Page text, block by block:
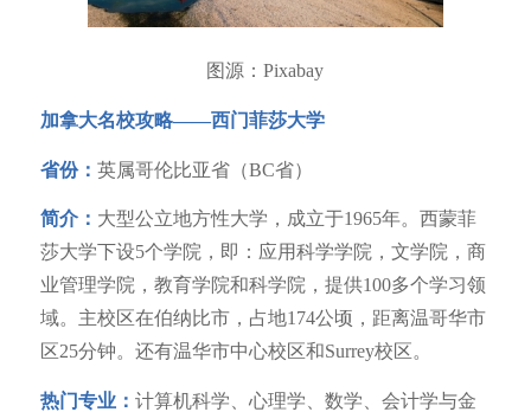
图源：Pixabay
加拿大名校攻略——西门菲莎大学
省份： 英属哥伦比亚省（BC省）
简介： 大型公立地方性大学，成立于1965年。西蒙菲
莎大学下设5个学院，即：应用科学学院，文学院，商
业管理学院，教育学院和科学院，提供100多个学习领
域。主校区在伯纳比市，占地174公顷，距离温哥华市
区25分钟。还有温华市中心校区和Surrey校区。
热门专业： 计算机科学、心理学、数学、会计学与金